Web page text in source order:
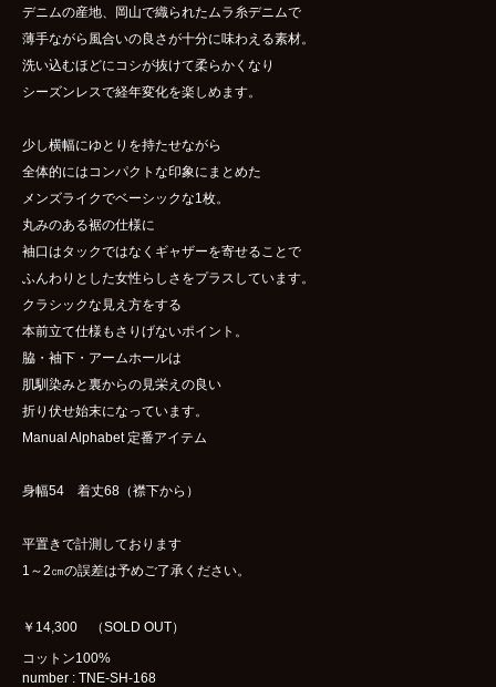
デニムの産地、岡山で織られたムラ糸デニムで
薄手ながら風合いの良さが十分に味わえる素材。
洗い込むほどにコシが抜けて柔らかくなり
シーズンレスで経年変化を楽しめます。
少し横幅にゆとりを持たせながら
全体的にはコンパクトな印象にまとめた
メンズライクでベーシックな1枚。
丸みのある裾の仕様に
袖口はタックではなくギャザーを寄せることで
ふんわりとした女性らしさをプラスしています。
クラシックな見え方をする
本前立て仕様もさりげないポイント。
脇・袖下・アームホールは
肌馴染みと裏からの見栄えの良い
折り伏せ始末になっています。
Manual Alphabet 定番アイテム
身幅54 着丈68（襟下から）
平置きで計測しております
1～2㎝の誤差は予めご了承ください。
￥14,300 （SOLD OUT）
コットン100%
number : TNE-SH-168